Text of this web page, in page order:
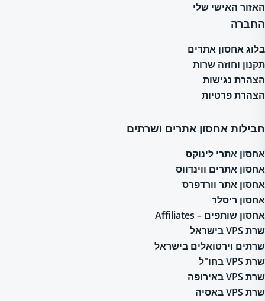
האזור האישי שלי
החברה
בלוג אחסון אתרים
תקנון וחוזה שרות
הצהרת נגישות
הצהרת פרטיות
חבילות אחסון אתרים ושרתים
אחסון אתרי לינוקס
אחסון אתרים ווינדווס
אחסון אתר וורדפרס
אחסון ריסלר
אחסון שותפים – Affiliates
שרת VPS בישראל
שרתים וירטואלים בישראל
שרת VPS בחו"ל
שרת VPS באירופה
שרת VPS באסיה